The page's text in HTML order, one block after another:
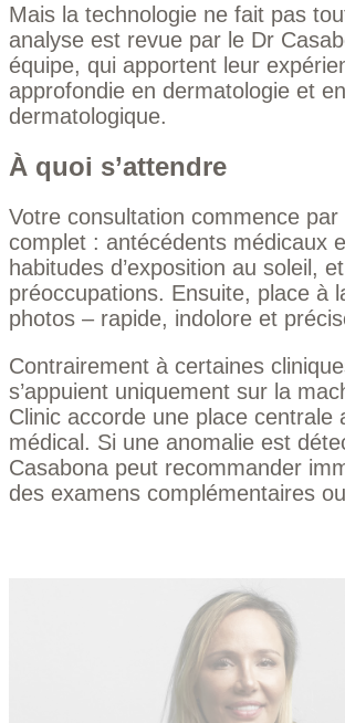
Mais la technologie ne fait pas
analyse est revue par le Dr
équipe, qui apportent leur
approfondie en dermatologie et
dermatologique.
À quoi s’attendre
Votre consultation commence
complet : antécédents médicaux
habitudes d’exposition au soleil,
préoccupations. Ensuite, place à
photos – rapide, indolore et
Contrairement à certaines
s’appuient uniquement sur la
Clinic accorde une place centrale
médical. Si une anomalie est
Casabona peut recommander
des examens complémentaires